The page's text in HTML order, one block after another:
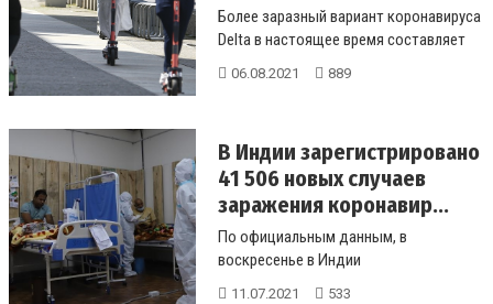
Более заразный вариант коронавируса
Delta в настоящее время составляет
около 97% новых случаев COVID...
06.08.2021 889
В Индии зарегистрировано
41 506 новых случаев
заражения коронавир...
По официальным данным, в
воскресенье в Индии
зарегистрировано более 41000 новых
11.07.2021 533